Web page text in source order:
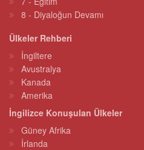
8 - Diyaloğun Devamı
Ülkeler Rehberi
İngiltere
Avustralya
Kanada
Amerika
İngilizce Konuşulan Ülkeler
Güney Afrika
İrlanda